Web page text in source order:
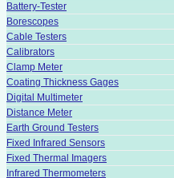
Battery-Tester
Borescopes
Cable Testers
Calibrators
Clamp Meter
Coating Thickness Gages
Digital Multimeter
Distance Meter
Earth Ground Testers
Fixed Infrared Sensors
Fixed Thermal Imagers
Infrared Thermometers